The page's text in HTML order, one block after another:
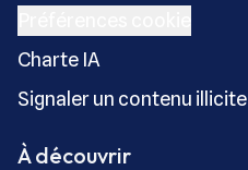
Charte IA
Signaler un contenu illicite
À découvrir